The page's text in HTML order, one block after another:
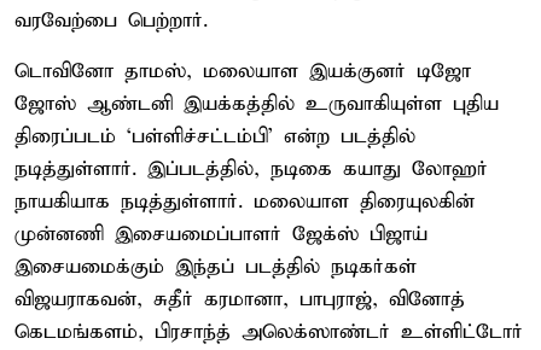
வரவேற்பை பெற்றார்.
டொவினோ தாமஸ், மலையாள இயக்குனர் டிஜோ
ஜோஸ் ஆண்டனி இயக்கத்தில் உருவாகியுள்ள புதிய
திரைப்படம் ‘பள்ளிச்சட்டம்பி’ என்ற படத்தில்
நடித்துள்ளார். இப்படத்தில், நடிகை கயாது லோஹர்
நாயகியாக நடித்துள்ளார். மலையாள திரையுலகின்
முன்னணி இசையமைப்பாளர் ஜேக்ஸ் பிஜாய்
இசையமைக்கும் இந்தப் படத்தில் நடிகர்கள்
விஜயராகவன், சுதீர் கரமானா, பாபுராஜ், வினோத்
கெடமங்களம், பிரசாந்த் அலெக்ஸாண்டர் உள்ளிட்டோர்